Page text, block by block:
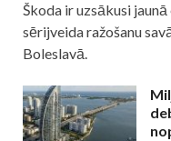
Škoda ir uzsākusi
sērijveida ražošanu
Boleslavā.